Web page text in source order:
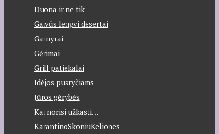
Duona ir ne tik
Gaivūs lengvi desertai
Garnyrai
Gėrimai
Grill patiekalai
Idėjos pusryčiams
Jūros gėrybės
Kai norisi užkasti…
KarantinoSkoniuKeliones